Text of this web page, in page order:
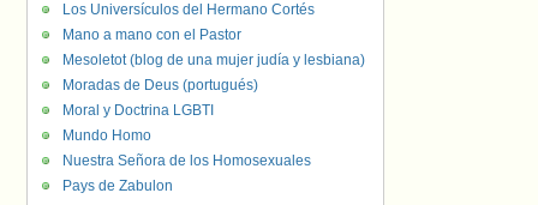
Los Universículos del Hermano Cortés
Mano a mano con el Pastor
Mesoletot (blog de una mujer judía y lesbiana)
Moradas de Deus (portugués)
Moral y Doctrina LGBTI
Mundo Homo
Nuestra Señora de los Homosexuales
Pays de Zabulon